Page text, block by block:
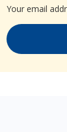
Your email